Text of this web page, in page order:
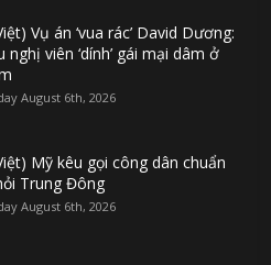
Vụ án ‘vua rác’ David Dương:
nghị viên ‘dính’ gái mại dâm ở
August 6th, 2026
Mỹ kêu gọi công dân chuẩn
Trung Đông
August 6th, 2026